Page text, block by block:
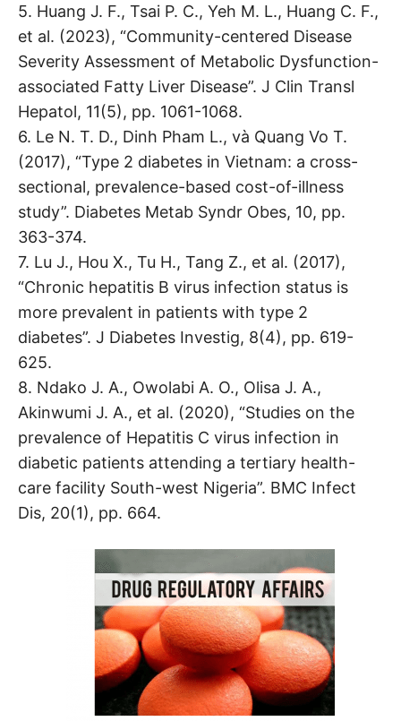
5. Huang J. F., Tsai P. C., Yeh M. L., Huang C. F.,
et al. (2023), “Community-centered Disease
Severity Assessment of Metabolic Dysfunction-
associated Fatty Liver Disease”. J Clin Transl
Hepatol, 11(5), pp. 1061-1068.
6. Le N. T. D., Dinh Pham L., và Quang Vo T.
(2017), “Type 2 diabetes in Vietnam: a cross-
sectional, prevalence-based cost-of-illness
study”. Diabetes Metab Syndr Obes, 10, pp.
363-374.
7. Lu J., Hou X., Tu H., Tang Z., et al. (2017),
“Chronic hepatitis B virus infection status is
more prevalent in patients with type 2
diabetes”. J Diabetes Investig, 8(4), pp. 619-
625.
8. Ndako J. A., Owolabi A. O., Olisa J. A.,
Akinwumi J. A., et al. (2020), “Studies on the
prevalence of Hepatitis C virus infection in
diabetic patients attending a tertiary health-
care facility South-west Nigeria”. BMC Infect
Dis, 20(1), pp. 664.